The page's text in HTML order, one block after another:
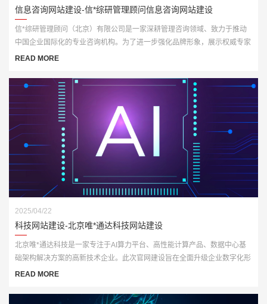
信息咨询网站建设-信*综研管理顾问信息咨询网站建设
信*综研管理顾问（北京）有限公司是一家深耕管理咨询领域、致力于推动
中国企业国际化的专业咨询机构。为了进一步强化品牌形象，展示权威专家
资源与咨询成果，客户委托我们打造一套全新官网平台，实现从品牌传播到
READ MORE
2025/04/22
科技网站建设-北京唯*通达科技网站建设
北京唯*通达科技是一家专注于AI算力平台、高性能计算产品、数据中心基
础架构解决方案的高新技术企业。此次官网建设旨在全面升级企业数字化形
象，打造一个集展示、推广与技术服务于一体的多功能门户网站。
READ MORE